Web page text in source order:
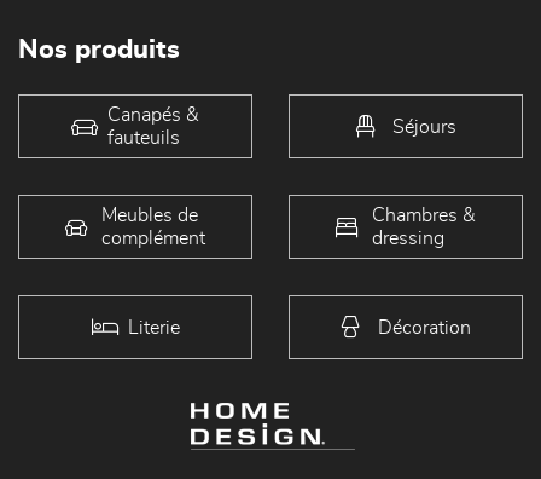
Nos produits
Canapés &
fauteuils
Séjours
Meubles de
complément
Chambres &
dressing
Literie Décoration